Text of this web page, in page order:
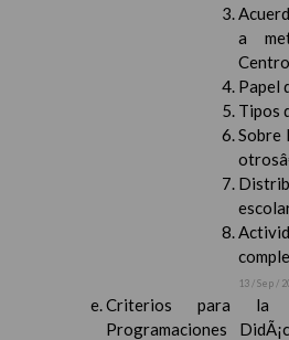
a
Centro
Papel
Tipos
Sobre
13 / Sep /
Criterios para la
Programaciones